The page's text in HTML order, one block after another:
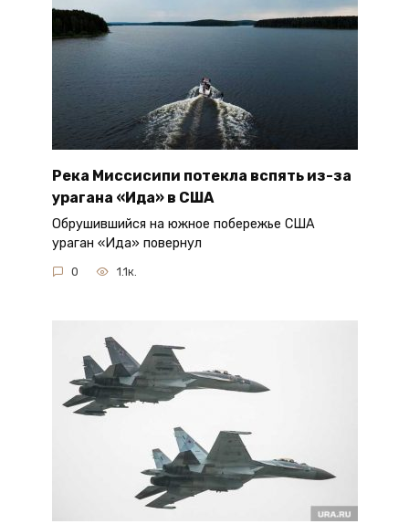
Река Миссисипи потекла вспять из-за
урагана «Ида» в США
Обрушившийся на южное побережье США
ураган «Ида» повернул
0 1.1к.